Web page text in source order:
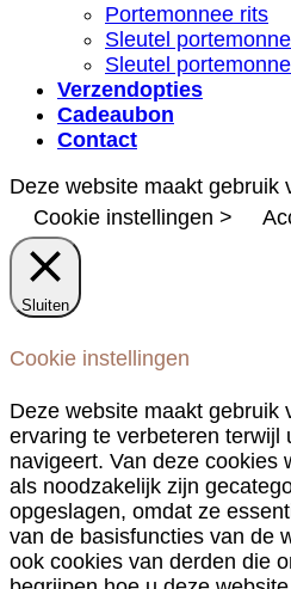
Portemonnee rits
Sleutel
Sleutel
Verzendopties
Cadeaubon
Contact
Deze website maakt gebruik
Cookie instellingen >
Sluiten
Cookie instellingen
Deze website maakt gebruik
ervaring te verbeteren terwijl
navigeert. Van deze cookies
als noodzakelijk zijn
opgeslagen, omdat ze
van de basisfuncties van de
ook cookies van derden die